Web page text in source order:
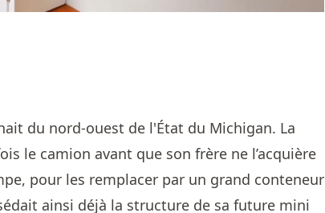
du nord-ouest de l'État du Michigan. La
le camion avant que son frère ne l’acquière
pour les remplacer par un grand conteneur
ainsi déjà la structure de sa future mini